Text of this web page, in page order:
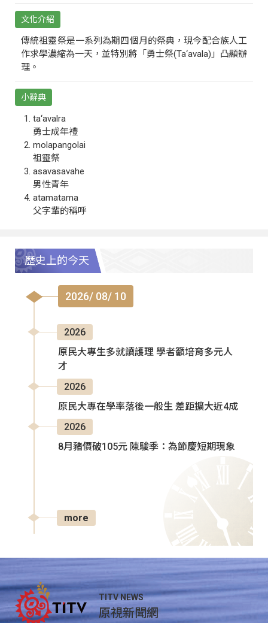
文化介紹
傳統祖靈祭是一系列為期四個月的祭典，現今配合族人工
作求學濃縮為一天，並特別將「勇士祭(Ta‘avala)」凸顯辦
理。
小辭典
ta‘avalra
勇士成年禮
molapangolai
祖靈祭
asavasavahe
男性青年
atamatama
父字輩的稱呼
歷史上的今天
2026/ 08/ 10
2026
原民大專生多就讀護理 學者籲培育多元人
才
2026
原民大專在學率落後一般生 差距擴大近4成
2026
8月豬價破105元 陳駿季：為節慶短期現象
more
TITV NEWS
原視新聞網